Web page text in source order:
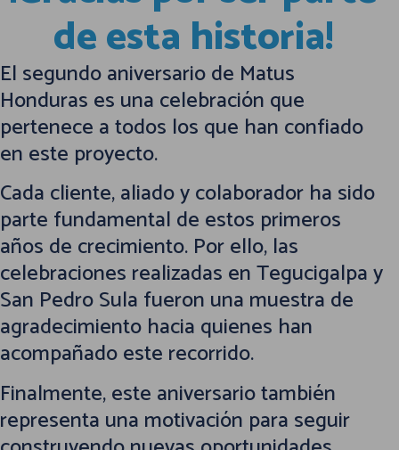
de esta historia!
El segundo aniversario de Matus
Honduras es una celebración que
pertenece a todos los que han confiado
en este proyecto.
Cada cliente, aliado y colaborador ha sido
parte fundamental de estos primeros
años de crecimiento. Por ello, las
celebraciones realizadas en Tegucigalpa y
San Pedro Sula fueron una muestra de
agradecimiento hacia quienes han
acompañado este recorrido.
Finalmente, este aniversario también
representa una motivación para seguir